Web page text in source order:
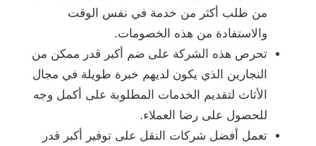
من طلب أكثر من خدمة في نفس الوقت
والاستفادة من هذه الخصومات.
تحرص هذه الشركة على ضم أكبر قدر ممكن من
النجارين الذي يكون لديهم خبرة طويلة في مجال
الأثاث لتقديم الخدمات المطلوبة على أكمل وجه
للحصول على رضا العملاء.
تعمل أفضل شركات النقل على توفير أكبر قدر